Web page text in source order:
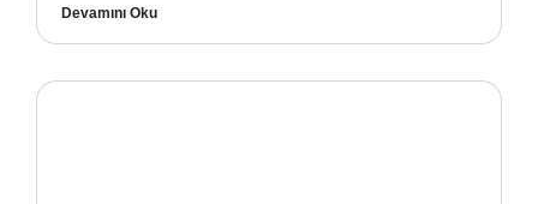
Devamını Oku